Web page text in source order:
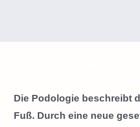
Die Podologie beschreibt
Fuß. Durch eine neue